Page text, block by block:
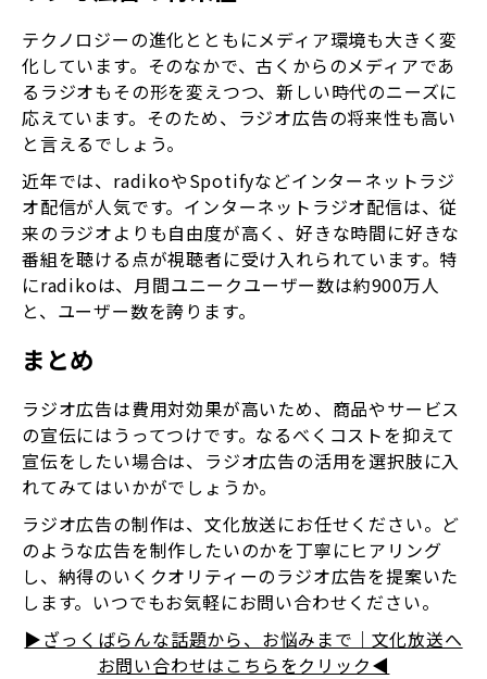
テクノロジーの進化とともにメディア環境も大きく変
化しています。そのなかで、古くからのメディアであ
るラジオもその形を変えつつ、新しい時代のニーズに
応えています。そのため、ラジオ広告の将来性も高い
と言えるでしょう。
近年では、radikoやSpotifyなどインターネットラジ
オ配信が人気です。インターネットラジオ配信は、従
来のラジオよりも自由度が高く、好きな時間に好きな
番組を聴ける点が視聴者に受け入れられています。特
にradikoは、月間ユニークユーザー数は約900万人
と、ユーザー数を誇ります。
まとめ
ラジオ広告は費用対効果が高いため、商品やサービス
の宣伝にはうってつけです。なるべくコストを抑えて
宣伝をしたい場合は、ラジオ広告の活用を選択肢に入
れてみてはいかがでしょうか。
ラジオ広告の制作は、文化放送にお任せください。ど
のような広告を制作したいのかを丁寧にヒアリング
し、納得のいくクオリティーのラジオ広告を提案いた
します。いつでもお気軽にお問い合わせください。
▶ざっくばらんな話題から、お悩みまで｜文化放送へ
お問い合わせはこちらをクリック◀